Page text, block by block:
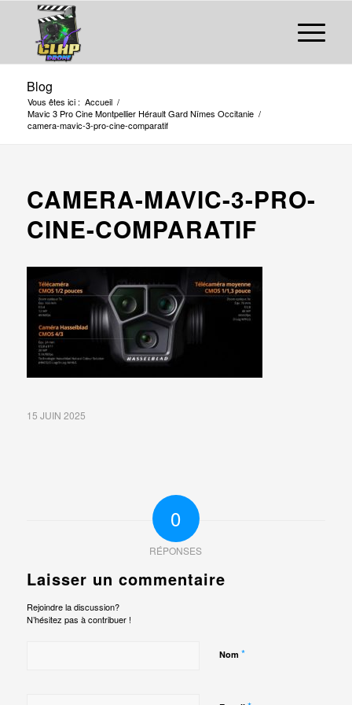
Blog
Vous êtes ici : Accueil /
Mavic 3 Pro Cine Montpellier Hérault Gard Nîmes Occitanie /
camera-mavic-3-pro-cine-comparatif
CAMERA-MAVIC-3-PRO-
CINE-COMPARATIF
15 JUIN 2025
0
RÉPONSES
Laisser un commentaire
Rejoindre la discussion?
N’hésitez pas à contribuer !
Nom *